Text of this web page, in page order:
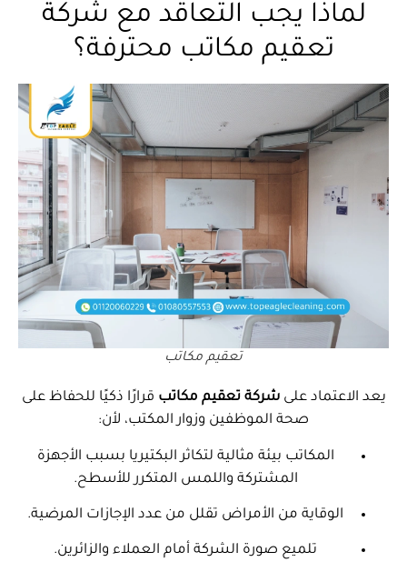
لماذا يجب التعاقد مع شركة
تعقيم مكاتب محترفة؟
تعقيم مكاتب
يعد الاعتماد علىشركة تعقيم مكاتب قرارًا ذكيًا للحفاظ على
صحة الموظفين وزوار المكتب، لأن:
المكاتب بيئة مثالية لتكاثر البكتيريا بسبب الأجهزة
المشتركة واللمس المتكرر للأسطح.
الوقاية من الأمراض تقلل من عدد الإجازات المرضية.
تلميع صورة الشركة أمام العملاء والزائرين.